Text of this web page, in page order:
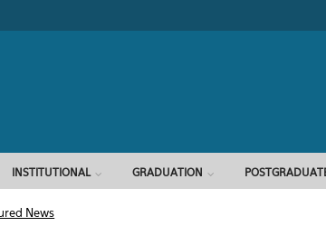
INSTITUTIONAL GRADUATION
News